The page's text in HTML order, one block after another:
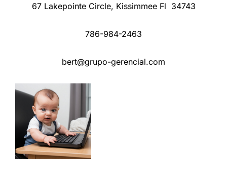
67 Lakepointe Circle, Kissimmee Fl 34743
786-984-2463
bert@grupo-gerencial.com